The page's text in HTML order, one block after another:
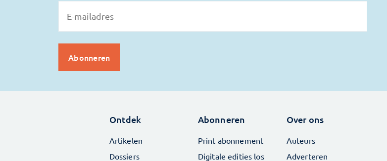
Ontdek
Artikelen
Dossiers
Abonneren
Print abonnement
Digitale edities los
Over ons
Auteurs
Adverteren